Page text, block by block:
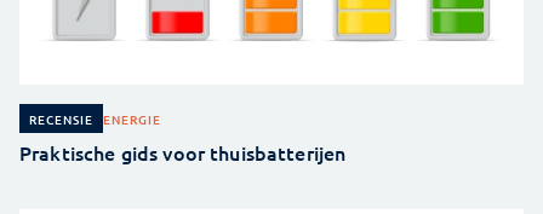
RECENSIE ENERGIE
Praktische gids voor thuisbatterijen